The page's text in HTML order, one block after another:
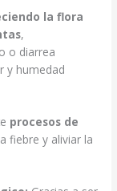
la flora
,
o diarrea
y humedad
procesos de
fiebre y aliviar la